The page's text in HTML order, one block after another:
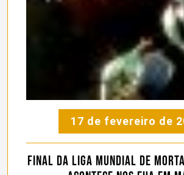
17 de fevereiro de
Final da Liga Mundial de